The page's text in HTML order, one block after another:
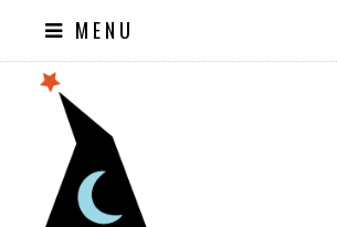
MENU